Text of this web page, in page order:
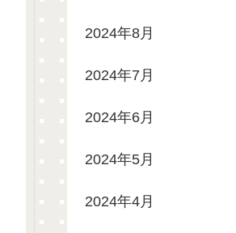
2024年8月
2024年7月
2024年6月
2024年5月
2024年4月